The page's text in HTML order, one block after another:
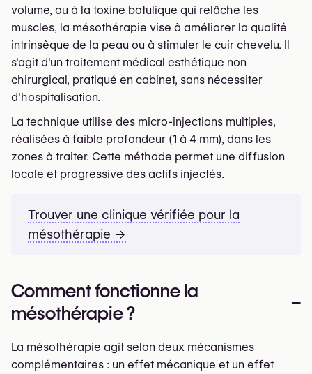
volume, ou à la toxine botulique qui relâche les
muscles, la mésothérapie vise à améliorer la qualité
intrinsèque de la peau ou à stimuler le cuir chevelu. Il
s'agit d'un traitement médical esthétique non
chirurgical, pratiqué en cabinet, sans nécessiter
d'hospitalisation.
La technique utilise des micro-injections multiples,
réalisées à faible profondeur (1 à 4 mm), dans les
zones à traiter. Cette méthode permet une diffusion
locale et progressive des actifs injectés.
Trouver une clinique vérifiée pour la
mésothérapie →
Comment fonctionne la
mésothérapie ?
–
La mésothérapie agit selon deux mécanismes
complémentaires : un effet mécanique et un effet